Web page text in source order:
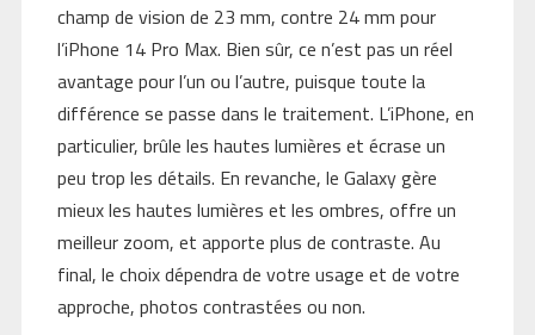
champ de vision de 23 mm, contre 24 mm pour
l’iPhone 14 Pro Max. Bien sûr, ce n’est pas un réel
avantage pour l’un ou l’autre, puisque toute la
différence se passe dans le traitement. L’iPhone, en
particulier, brûle les hautes lumières et écrase un
peu trop les détails. En revanche, le Galaxy gère
mieux les hautes lumières et les ombres, offre un
meilleur zoom, et apporte plus de contraste. Au
final, le choix dépendra de votre usage et de votre
approche, photos contrastées ou non.